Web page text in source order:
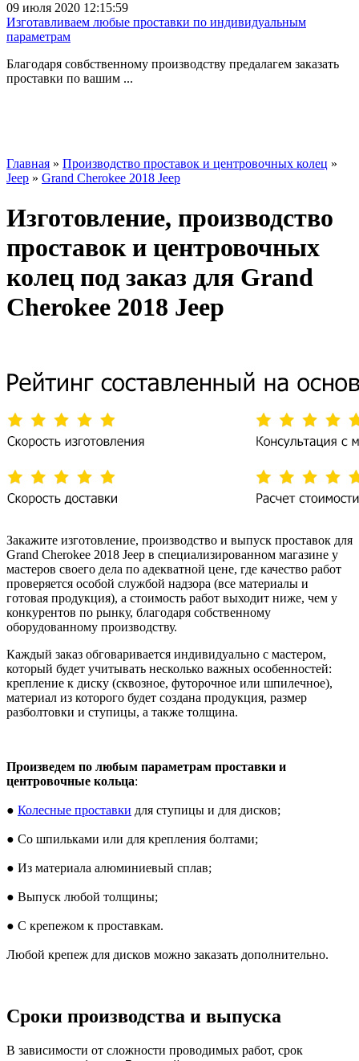
09 июля 2020 12:15:59
Изготавливаем любые проставки по индивидуальным
параметрам
Благодаря совбственному производству предалагем заказать
проставки по вашим ...
Главная » Производство проставок и центровочных колец »
Jeep » Grand Cherokee 2018 Jeep
Изготовление, производство
проставок и центровочных
колец под заказ для Grand
Cherokee 2018 Jeep
Закажите изготовление, производство и выпуск проставок для
Grand Cherokee 2018 Jeep в специализированном магазине у
мастеров своего дела по адекватной цене, где качество работ
проверяется особой службой надзора (все материалы и
готовая продукция), а стоимость работ выходит ниже, чем у
конкурентов по рынку, благодаря собственному
оборудованному производству.
Каждый заказ обговаривается индивидуально с мастером,
который будет учитывать несколько важных особенностей:
крепление к диску (сквозное, футорочное или шпилечное),
материал из которого будет создана продукция, размер
разболтовки и ступицы, а также толщина.
Произведем по любым параметрам проставки и
центровочные кольца:
● Колесные проставки для ступицы и для дисков;
● Со шпильками или для крепления болтами;
● Из материала алюминиевый сплав;
● Выпуск любой толщины;
● С крепежом к проставкам.
Любой крепеж для дисков можно заказать дополнительно.
Сроки производства и выпуска
В зависимости от сложности проводимых работ, срок